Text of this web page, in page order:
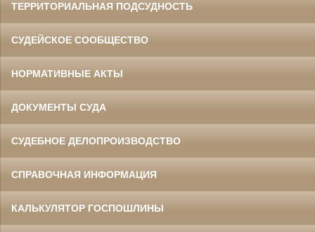
ТЕРРИТОРИАЛЬНАЯ ПОДСУДНОСТЬ
СУДЕЙСКОЕ СООБЩЕСТВО
НОРМАТИВНЫЕ АКТЫ
ДОКУМЕНТЫ СУДА
СУДЕБНОЕ ДЕЛОПРОИЗВОДСТВО
СПРАВОЧНАЯ ИНФОРМАЦИЯ
КАЛЬКУЛЯТОР ГОСПОШЛИНЫ